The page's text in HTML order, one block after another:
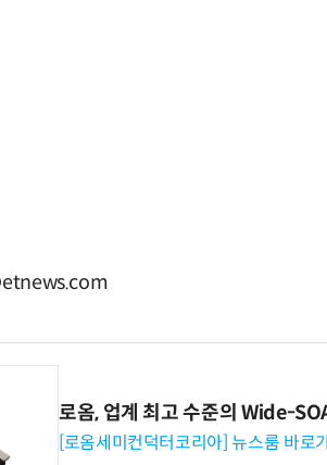
로옴, 업계 최고 수준의 Wide-
[로옴세미컨덕터코리아] 뉴스룸 바로